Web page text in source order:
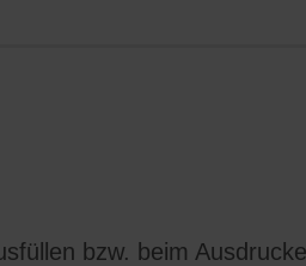
bzw. beim